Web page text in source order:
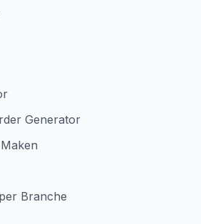
Generator
Branche